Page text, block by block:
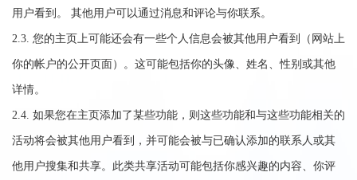
用户看到。 其他用户可以通过消息和评论与你联系。
2.3. 您的主页上可能还会有一些个人信息会被其他用户看到（网站上
你的帐户的公开页面）。这可能包括你的头像、姓名、性别或其他
详情。
2.4. 如果您在主页添加了某些功能，则这些功能和与这些功能相关的
活动将会被其他用户看到，并可能会被与已确认添加的联系人或其
他用户搜集和共享。此类共享活动可能包括你感兴趣的内容、你评